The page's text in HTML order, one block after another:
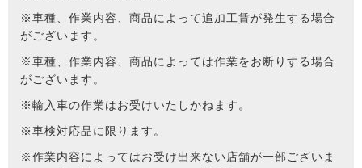
※車種、作業内容、商品によって追加工賃が発生する場合
がございます。
※車種、作業内容、商品によっては作業をお断りする場合
がございます。
※輸入車の作業はお受けいたしかねます。
※車検対応品に限ります。
※作業内容によってはお受け出来ない店舗が一部ございま